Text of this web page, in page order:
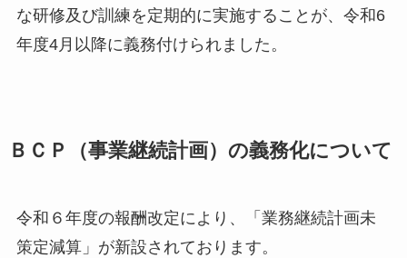
な研修及び訓練を定期的に実施することが、令和6
年度4月以降に義務付けられました。
ＢＣＰ（事業継続計画）の義務化について
令和６年度の報酬改定により、「業務継続計画未
策定減算」が新設されております。